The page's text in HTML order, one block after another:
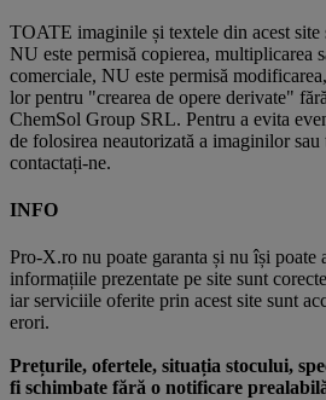
TOATE imaginile și textele din acest site
NU este permisă copierea, multiplicarea
comerciale, NU este permisă
lor pentru "crearea de opere derivate"
ChemSol Group SRL. Pentru a evita
de folosirea neautorizată a imaginilor
contactați-ne.
INFO
Pro-X.ro nu poate garanta și nu își poate
informațiile prezentate pe site sunt
iar serviciile oferite prin acest site sunt
erori.
Prețurile, ofertele, situația stocului,
fi schimbate fără o notificare